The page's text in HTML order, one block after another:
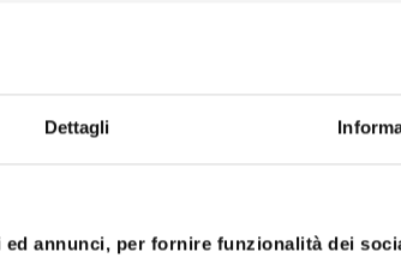
Dettagli
annunci, per fornire funzionalità dei
in Italia, risponde alle esigenze
europee, aprono scenari